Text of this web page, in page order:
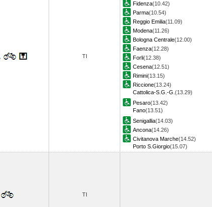
TI
Fidenza(10.42)
Parma(10.54)
Reggio Emilia(11.09)
Modena(11.26)
Bologna Centrale(12.00)
Faenza(12.28)
Forli(12.38)
Cesena(12.51)
Rimini(13.15)
Riccione(13.24)
Cattolica-S.G.-G. (13.29)
Pesaro(13.42)
Fano(13.51)
Senigallia(14.03)
Ancona(14.26)
Civitanova Marche(14.52)
Porto S.Giorgio(15.07)
TI